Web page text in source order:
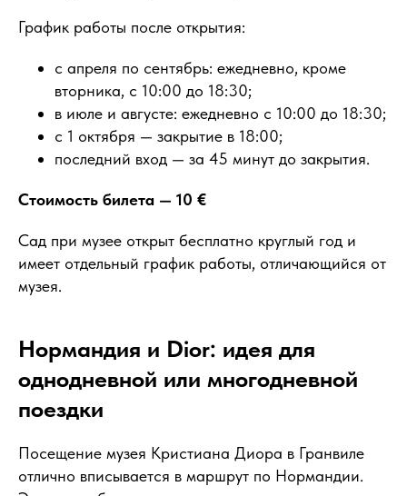
График работы после открытия:
с апреля по сентябрь: ежедневно, кроме
вторника, с 10:00 до 18:30;
в июле и августе: ежедневно с 10:00 до 18:30;
с 1 октября — закрытие в 18:00;
последний вход — за 45 минут до закрытия.
Стоимость билета — 10 €
Сад при музее открыт бесплатно круглый год и
имеет отдельный график работы, отличающийся от
музея.
Нормандия и Dior: идея для
однодневной или многодневной
поездки
Посещение музея Кристиана Диора в Гранвиле
отлично вписывается в маршрут по Нормандии.